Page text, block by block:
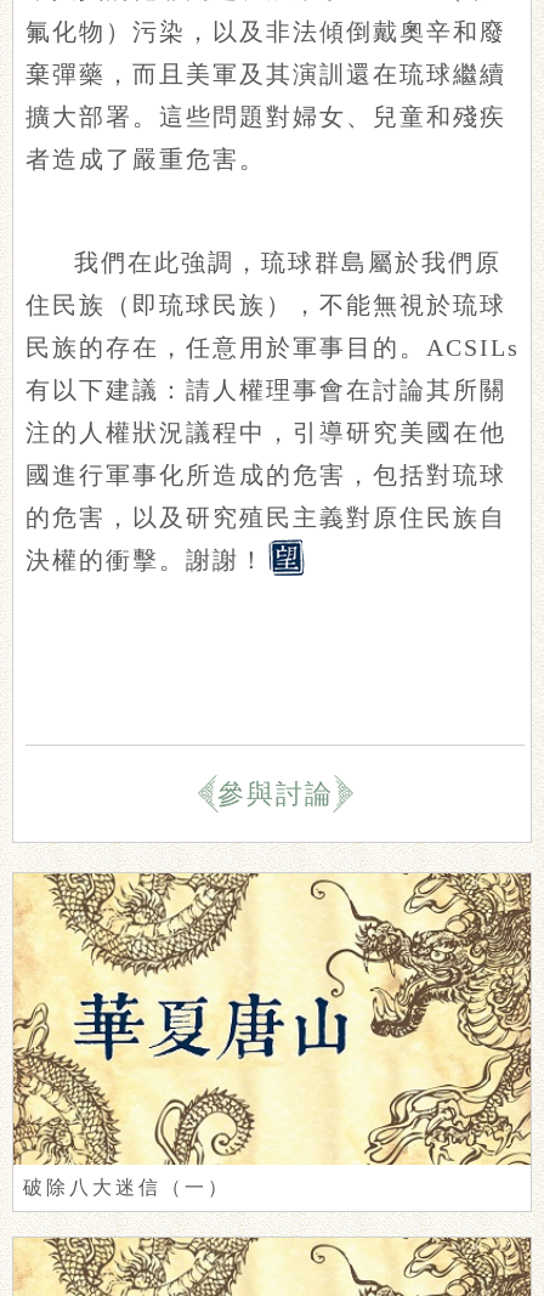
氟化物）污染，以及非法傾倒戴奧辛和廢
棄彈藥，而且美軍及其演訓還在琉球繼續
擴大部署。這些問題對婦女、兒童和殘疾
者造成了嚴重危害。
我們在此強調，琉球群島屬於我們原
住民族（即琉球民族），不能無視於琉球
民族的存在，任意用於軍事目的。ACSILs
有以下建議：請人權理事會在討論其所關
注的人權狀況議程中，引導研究美國在他
國進行軍事化所造成的危害，包括對琉球
的危害，以及研究殖民主義對原住民族自
決權的衝擊。謝謝！
參與討論
破除八大迷信（一）